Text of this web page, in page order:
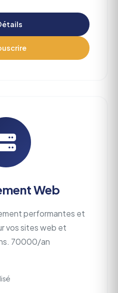
Web
performantes et
vos sites web et
70000/an